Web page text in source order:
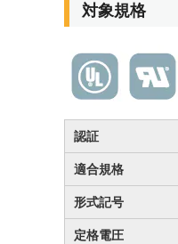
対象規格
認証
適合規格
形式記号
定格電圧